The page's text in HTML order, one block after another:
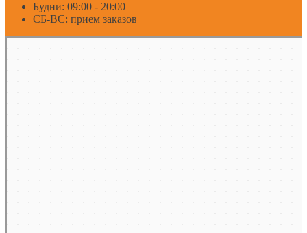
Будни: 09:00 - 20:00
СБ-ВС: прием заказов